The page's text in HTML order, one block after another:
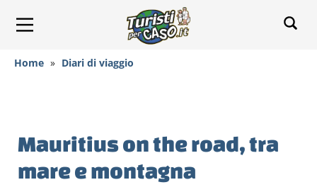
Home » Diari di viaggio
Mauritius on the road, tra
mare e montagna